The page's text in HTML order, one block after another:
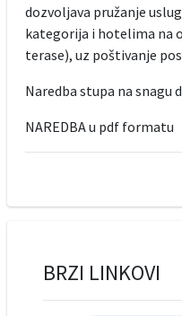
dozvoljava pružanje
kategorija i hotelima na
terase), uz poštivanje
Naredba stupa na snagu
NAREDBA u pdf formatu
BRZI LINKOVI